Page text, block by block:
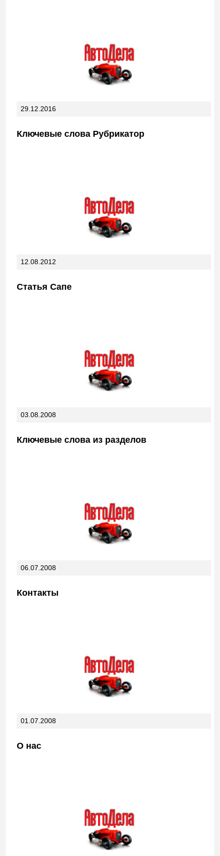
29.12.2016
Ключевые слова Рубрикатор
12.08.2012
Статья Сапе
03.08.2008
Ключевые слова из разделов
06.07.2008
Контакты
01.07.2008
О нас